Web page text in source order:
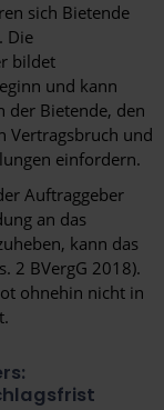
sich Bietende
Die
bildet
und kann
der Bietende, den
Vertragsbruch und
einfordern.
Auftraggeber
an das
kann das
2 BVergG 2018).
ohnehin nicht in